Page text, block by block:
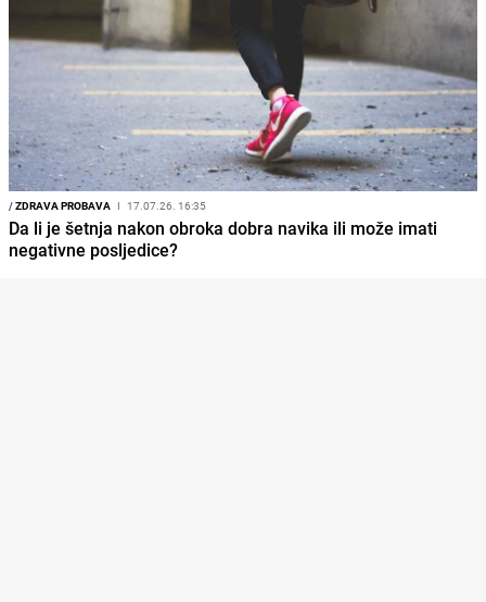
/ZDRAVA PROBAVA I 17.07.26. 16:35
Da li je šetnja nakon obroka dobra navika ili može imati
negativne posljedice?